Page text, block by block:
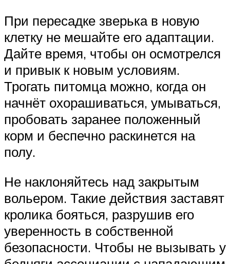
При пересадке зверька в новую
клетку не мешайте его адаптации.
Дайте время, чтобы он осмотрелся
и привык к новым условиям.
Трогать питомца можно, когда он
начнёт охорашиваться, умываться,
пробовать заранее положенный
корм и беспечно раскинется на
полу.
Не наклоняйтесь над закрытым
вольером. Такие действия заставят
кролика бояться, разрушив его
уверенность в собственной
безопасности. Чтобы не вызывать у